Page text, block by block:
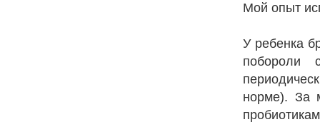
Мой опыт
У ребенка
побороли
норме). За